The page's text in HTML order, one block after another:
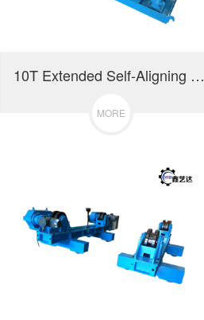
10T Extended Self-Aligning Welding Rotary Machine
MORE